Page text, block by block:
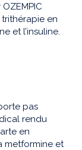
en
et l’insuline.
pas
rendu
en
metformine et